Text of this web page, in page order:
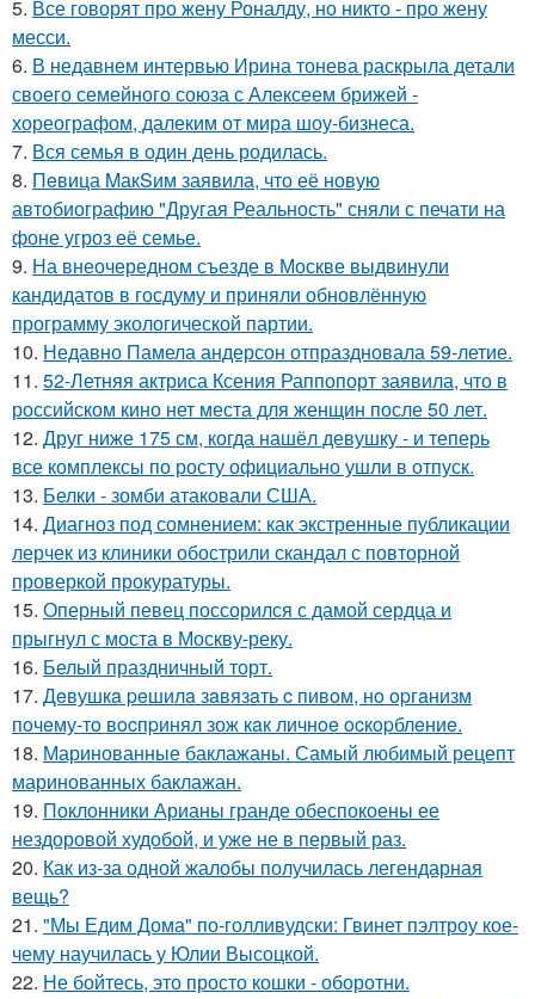
5. Все говорят про жену Роналду, но никто - про жену
месси.
6. В недавнем интервью Ирина тонева раскрыла детали
своего семейного союза с Алексеем брижей -
хореографом, далеким от мира шоу-бизнеса.
7. Вся семья в один день родилась.
8. Пeвица MакSим заявила, что её новую
автобиографию "Другая Реальность" сняли с печати на
фоне угроз её семье.
9. На внеочередном съезде в Москве выдвинули
кандидатов в госдуму и приняли обновлённую
программу экологической партии.
10. Недавно Памела андерсон отпраздновала 59-летие.
11. 52-Летняя актриса Ксения Раппопорт заявила, что в
российском кино нет места для женщин после 50 лет.
12. Друг ниже 175 см, когда нашёл девушку - и теперь
все комплексы по росту официально ушли в отпуск.
13. Белки - зомби атаковали США.
14. Диагноз под сомнением: как экстренные публикации
лерчек из клиники обострили скандал с повторной
проверкой прокуратуры.
15. Оперный певец поссорился с дамой сердца и
прыгнул с моста в Москву-реку.
16. Белый праздничный торт.
17. Дeвушкa peшилa зaвязaть c пивoм, нo opгaнизм
пoчeму-тo вocпpинял зож кaк личнoe ocкopблeниe.
18. Маринованные баклажаны. Самый любимый рецепт
маринованных баклажан.
19. Поклонники Арианы гранде обеспокоены ее
нездоровой худобой, и уже не в первый раз.
20. Как из-за одной жалобы получилась легендарная
вещь?
21. "Мы Едим Дома" по-голливудски: Гвинет пэлтроу кое-
чему научилась у Юлии Высоцкой.
22. Не бойтесь, это просто кошки - оборотни.